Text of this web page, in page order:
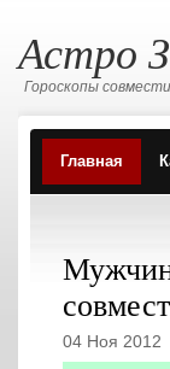
Астро
Гороскопы
Главная
04 Ноя 2012